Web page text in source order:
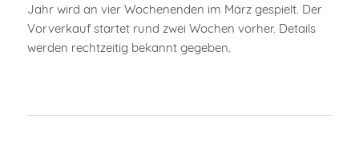
Jahr wird an vier Wochenenden im März gespielt. Der
Vorverkauf startet rund zwei Wochen vorher. Details
werden rechtzeitig bekannt gegeben.